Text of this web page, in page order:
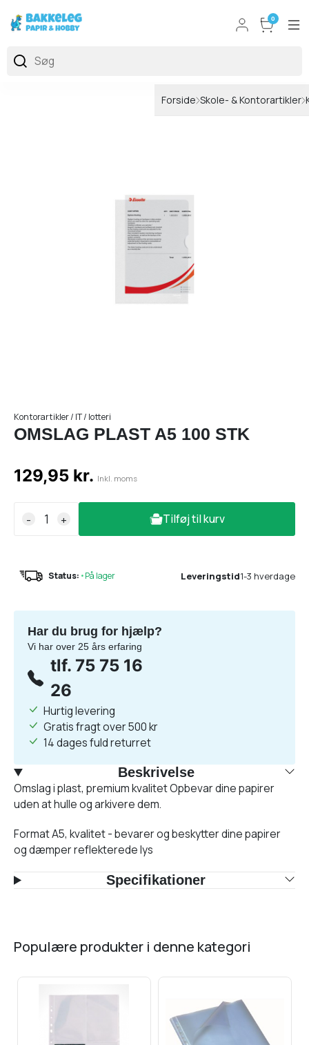
0
Forside Skole- & Kontorartikler
Kontorartikler / IT / lotteri
OMSLAG PLAST A5 100 STK
129,95 kr. Inkl. moms
- + Tilføj til kurv
Status: •På lager Leveringstid1-3 hverdage
Har du brug for hjælp?
Vi har over 25 års erfaring
tlf. 75 75 16
26
Hurtig levering
Gratis fragt over 500 kr
14 dages fuld returret
Beskrivelse
Omslag i plast, premium kvalitet Opbevar dine papirer
uden at hulle og arkivere dem.
Format A5, kvalitet - bevarer og beskytter dine papirer
og dæmper reflekterede lys
Specifikationer
populære produkter i denne kategori